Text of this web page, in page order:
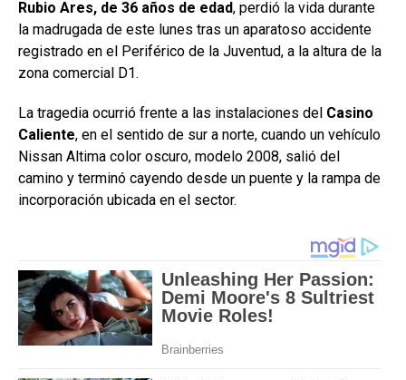
Rubio Ares, de 36 años de edad, perdió la vida durante
la madrugada de este lunes tras un aparatoso accidente
registrado en el Periférico de la Juventud, a la altura de la
zona comercial D1.
La tragedia ocurrió frente a las instalaciones del Casino
Caliente, en el sentido de sur a norte, cuando un vehículo
Nissan Altima color oscuro, modelo 2008, salió del
camino y terminó cayendo desde un puente y la rampa de
incorporación ubicada en el sector.